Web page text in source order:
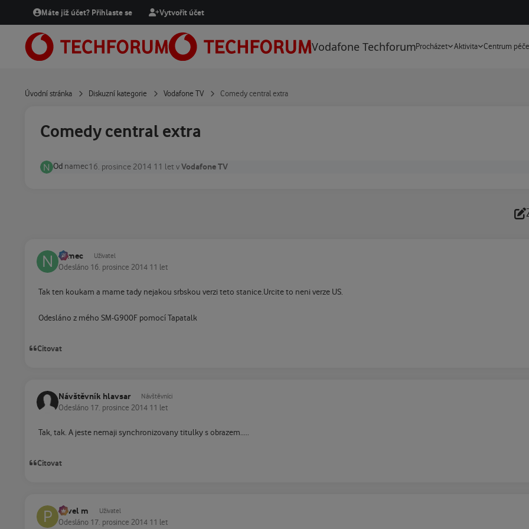
Přejít na obsah
Máte již účet? Přihlaste se Vytvořit účet
Vodafone TechforumProcházet Aktivita Centrum péče
Úvodní stránka Diskuzní kategorie Vodafone TV Comedy central extra
Comedy central extra
Od namec16. prosince 2014 11 let vVodafone TV
namec Uživatel
Odesláno 16. prosince 2014 11 let
Tak ten koukam a mame tady nejakou srbskou verzi teto stanice.Urcite to neni verze US.
Odesláno z mého SM-G900F pomocí Tapatalk
Citovat
Návštěvník hlavsar Návštěvníci
Odesláno 17. prosince 2014 11 let
Tak, tak. A jeste nemaji synchronizovany titulky s obrazem.....
Citovat
Pavel m Uživatel
Odesláno 17. prosince 2014 11 let